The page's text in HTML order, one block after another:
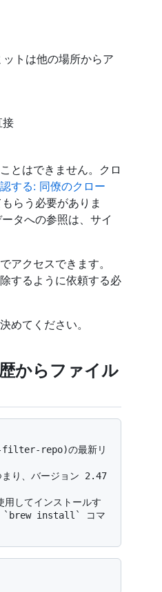
トは他の場所からア
接
とはできません。クロ
する: 同僚のクロー
らう必要がありま
タへの参照は、サイ
アクセスできます。
するように依頼する必
めてください。
からファイル
、`brew install` コマ